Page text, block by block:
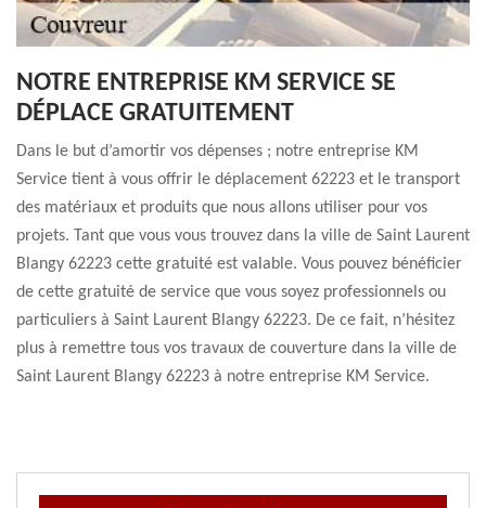
NOTRE ENTREPRISE KM SERVICE SE
DÉPLACE GRATUITEMENT
Dans le but d’amortir vos dépenses ; notre entreprise KM
Service tient à vous offrir le déplacement 62223 et le transport
des matériaux et produits que nous allons utiliser pour vos
projets. Tant que vous vous trouvez dans la ville de Saint Laurent
Blangy 62223 cette gratuité est valable. Vous pouvez bénéficier
de cette gratuité de service que vous soyez professionnels ou
particuliers à Saint Laurent Blangy 62223. De ce fait, n’hésitez
plus à remettre tous vos travaux de couverture dans la ville de
Saint Laurent Blangy 62223 à notre entreprise KM Service.